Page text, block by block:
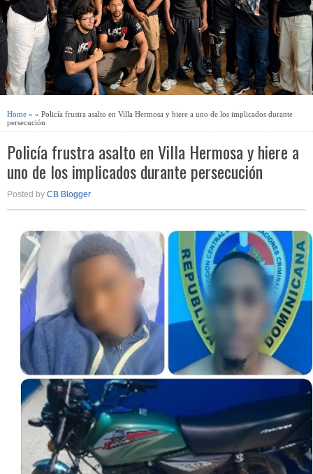
Home » » Policía frustra asalto en Villa Hermosa y hiere a uno de los implicados durante
persecución
Policía frustra asalto en Villa Hermosa y hiere a
uno de los implicados durante persecución
Posted by CB Blogger